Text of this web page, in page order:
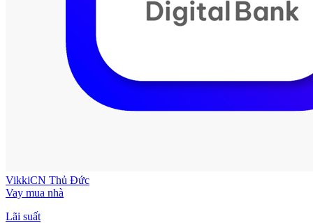
VikkiCN Thủ Đức
Vay mua nhà
Lãi suất